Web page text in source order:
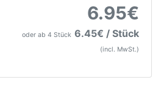
6.95€
oder ab 4 Stück 6.45€ / Stück
(incl. MwSt.)